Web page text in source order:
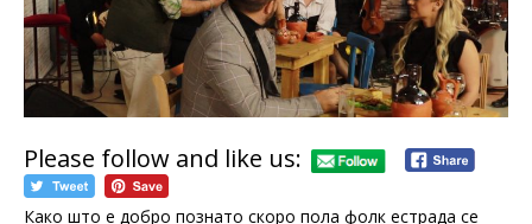
Please follow and like us:
Како што е добро познато скоро пола фолк естрада се